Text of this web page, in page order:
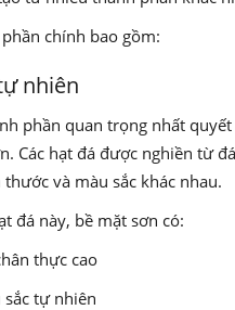
chính bao gồm:
nhiên
phần quan trọng nhất
Các hạt đá được nghiền từ
và màu sắc khác nhau.
đá này, bề mặt sơn có:
thực cao
sắc tự nhiên